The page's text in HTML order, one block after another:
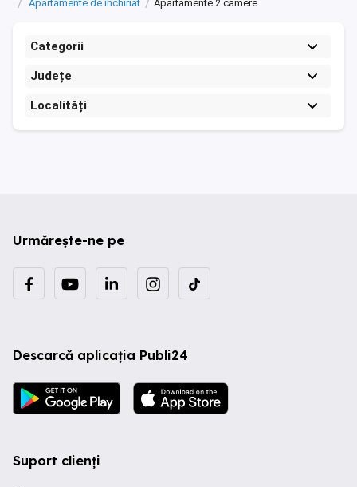
Apartamente de inchiriat Apartamente 2 camere
Categorii
Județe
Localități
Urmărește-ne pe
Descarcă aplicația Publi24
Suport clienți